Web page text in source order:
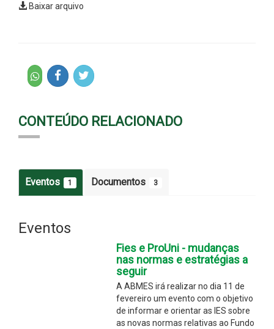
Baixar arquivo
CONTEÚDO RELACIONADO
Eventos 1 Documentos 3
Eventos
Fies e ProUni - mudanças
nas normas e estratégias a
seguir
A ABMES irá realizar no dia 11 de
fevereiro um evento com o objetivo
de informar e orientar as IES sobre
as novas normas relativas ao Fundo